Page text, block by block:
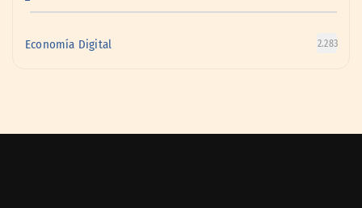
Economía Digital 2.283